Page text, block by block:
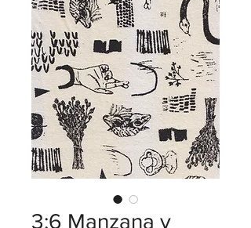
3:6 Manzana y